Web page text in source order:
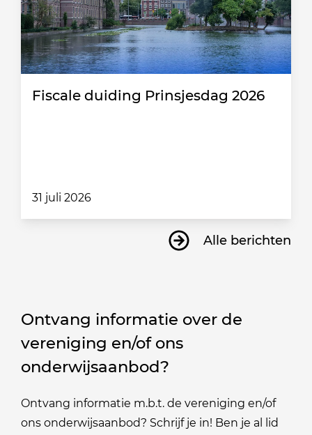
Fiscale duiding Prinsjesdag 2026
31 juli 2026
Alle berichten
Ontvang informatie over de
vereniging en/of ons
onderwijsaanbod?
Ontvang informatie m.b.t. de vereniging en/of
ons onderwijsaanbod? Schrijf je in! Ben je al lid